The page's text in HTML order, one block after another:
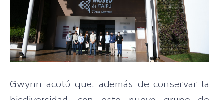
Gwynn acotó que, además de conservar la